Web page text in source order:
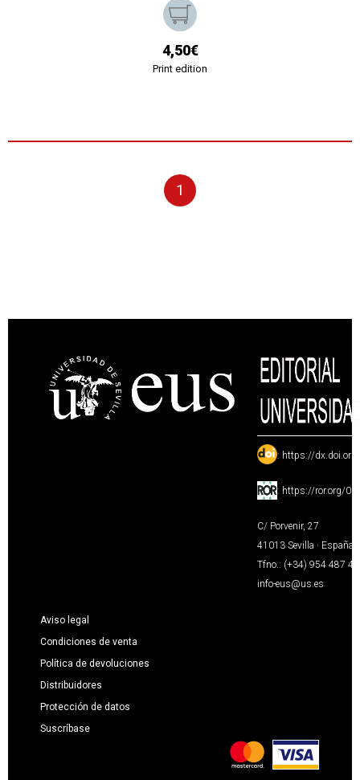
4,50€
Print edition
1
: https://
: https://ror.org/
C/ Porvenir, 27
41013 Sevilla · España
Tfno.: (+34) 954 487
info-eus@us.es
Aviso legal
Condiciones de venta
Política de devoluciones
Distribuidores
Protección de datos
Suscríbase